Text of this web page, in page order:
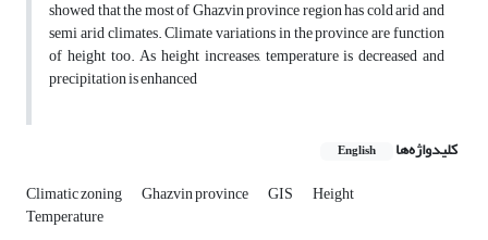
showed that the most of Ghazvin province region has cold arid and
semi arid climates. Climate variations in the province are function
of height too. As height increases, temperature is decreased and
precipitation is enhanced
کلیدواژه‌ها English
Climatic zoning Ghazvin province GIS Height
Temperature